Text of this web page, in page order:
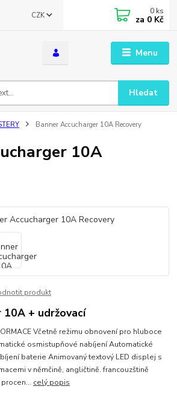
Menu
CZK
Hledat
0 ks
za 0 Kč
Banner Accucharger 10A Recovery
10A
produkt
10A + udržovací
Včetně režimu obnovení pro hluboce
osmistupňové nabíjení Automatické
baterie Animovaný textový LED displej s
v němčině, angličtině. francouzštině
celý popis